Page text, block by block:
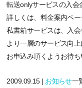
転送onlyサービスの入会
詳しくは、料金案内ペー
私書箱サービスは、入会
より一層のサービス向上
お申込み頂くようお待ち
2009.09.15 | お知らせ一